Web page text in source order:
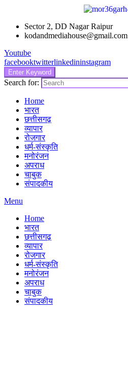
Sector 2, DD Nagar Raipur
kodandmediahouse@gmail.com
Youtube
facebooktwitterlinkedininstagram
Enter Keyword
Search for:
Home
भारत
छत्तीसगढ़
व्यापार
रोजगार
धर्म-संस्कृति
मनोरंजन
अपराध
चाबुक
संपादकीय
Menu
Home
भारत
छत्तीसगढ़
व्यापार
रोजगार
धर्म-संस्कृति
मनोरंजन
अपराध
चाबुक
संपादकीय